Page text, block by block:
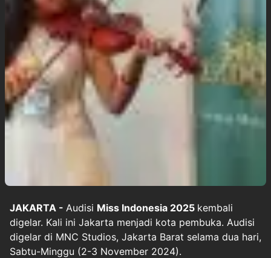
JAKARTA - Audisi Miss Indonesia 2025 kembali
digelar. Kali ini Jakarta menjadi kota pembuka. Audisi
digelar di MNC Studios, Jakarta Barat selama dua hari,
Sabtu-Minggu (2-3 November 2024).